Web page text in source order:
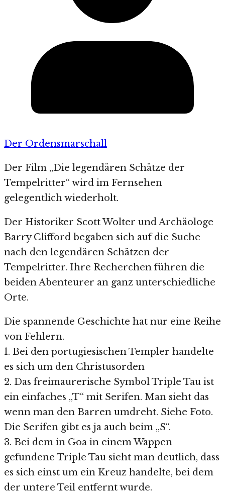
Der Ordensmarschall
Der Film „Die legendären Schätze der
Tempelritter“ wird im Fernsehen
gelegentlich wiederholt.
Der Historiker Scott Wolter und Archäologe
Barry Clifford begaben sich auf die Suche
nach den legendären Schätzen der
Tempelritter. Ihre Recherchen führen die
beiden Abenteurer an ganz unterschiedliche
Orte.
Die spannende Geschichte hat nur eine Reihe
von Fehlern.
1. Bei den portugiesischen Templer handelte
es sich um den Christusorden
2. Das freimaurerische Symbol Triple Tau ist
ein einfaches „T“ mit Serifen. Man sieht das
wenn man den Barren umdreht. Siehe Foto.
Die Serifen gibt es ja auch beim „S“.
3. Bei dem in Goa in einem Wappen
gefundene Triple Tau sieht man deutlich, dass
es sich einst um ein Kreuz handelte, bei dem
der untere Teil entfernt wurde.